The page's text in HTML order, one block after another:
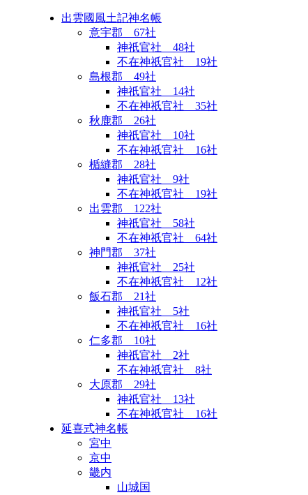
出雲國風土記神名帳
意宇郡 67社
神祇官社 48社
不在神祇官社 19社
島根郡 49社
神祇官社 14社
不在神祇官社 35社
秋鹿郡 26社
神祇官社 10社
不在神祇官社 16社
楯縫郡 28社
神祇官社 9社
不在神祇官社 19社
出雲郡 122社
神祇官社 58社
不在神祇官社 64社
神門郡 37社
神祇官社 25社
不在神祇官社 12社
飯石郡 21社
神祇官社 5社
不在神祇官社 16社
仁多郡 10社
神祇官社 2社
不在神祇官社 8社
大原郡 29社
神祇官社 13社
不在神祇官社 16社
延喜式神名帳
宮中
京中
畿内
山城国